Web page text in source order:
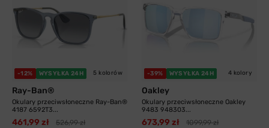
-12% WYSYŁKA 24H 5 kolorów
Ray-Ban®
Okulary przeciwsłoneczne Ray-Ban®
4187 6592T3...
461,99 zł 526,99 zł
-39% WYSYŁKA 24H 4 kolory
Oakley
Okulary przeciwsłoneczne Oakley
9483 948303...
673,99 zł 1099,99 zł